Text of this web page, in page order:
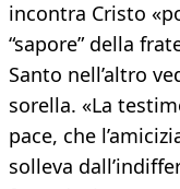
incontra Cristo
“sapore” della
Santo nell’altro
sorella. «La
pace, che
solleva